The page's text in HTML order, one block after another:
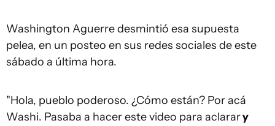
Washington Aguerre desmintió esa supuesta
pelea, en un posteo en sus redes sociales de este
sábado a última hora.
"Hola, pueblo poderoso. ¿Cómo están? Por acá
Washi. Pasaba a hacer este video para aclarary